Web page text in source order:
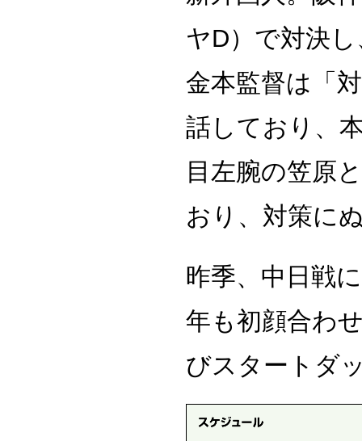
ヤD）で対決
金本監督は「
話しており、
目左腕の笠原
おり、対策に
昨季、中日戦
年も初顔合わ
びスタートダ